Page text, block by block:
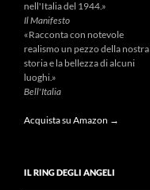
nell'Italia del 1944.»
Il Manifesto
«Racconta con notevole
realismo un pezzo della nostra
storia e la bellezza di alcuni
luoghi.»
Bell'Italia
Acquista su Amazon →
IL RING DEGLI ANGELI